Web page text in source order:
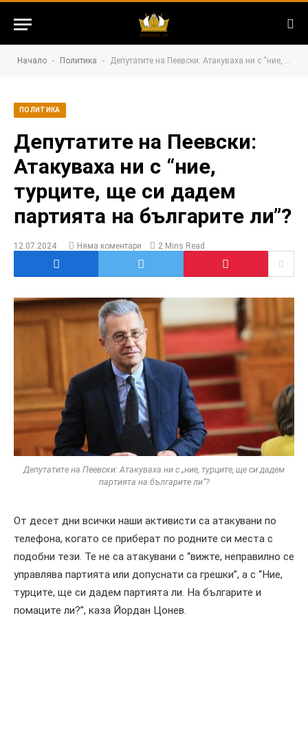
Начало - Политика - Депутатите на Пеевски: Атакуваха ни с “ние, турците, ще си дадем партията на българите ли”?
ПОЛИТИКА
Депутатите на Пеевски:
Атакуваха ни с “ние,
турците, ще си дадем
партията на българите ли”?
12.07.2024 Няма коментари 2 Mins Read
Депутатите на Пеевски: Атакуваха ни с „ние, турците, ще си дадем
партията на българите ли“?
От десет дни всички наши активисти са атакувани по
телефона, когато се приберат по родните си места с
подобни тези. Те не са атакувани с “вижте, неправилно се
управлява партията или допуснати са грешки”, а с “Ние,
турците, ще си дадем партията ли. На българите и
помаците ли?”, каза Йордан Цонев.